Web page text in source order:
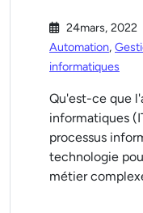
24mars, 2022
Automation,
informatiques
Qu'est-ce que
informatiques
processus
technologie
métier